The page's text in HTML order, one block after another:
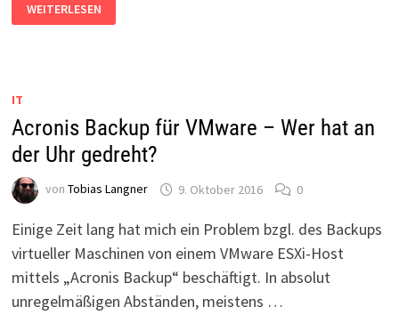
DER
SPEICHERPLATZ
DIE
CBS-
LOGS
PRÜFEN
WEITERLESEN
IT
Acronis Backup für VMware – Wer hat an
der Uhr gedreht?
von Tobias Langner 9. Oktober 2016 0
Einige Zeit lang hat mich ein Problem bzgl. des Backups
virtueller Maschinen von einem VMware ESXi-Host
mittels „Acronis Backup“ beschäftigt. In absolut
unregelmäßigen Abständen, meistens …